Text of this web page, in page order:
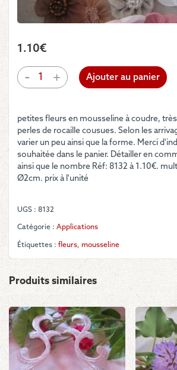
1.10€
-
quantité
de
Fleurs
mousseline
+ Ajouter au panier
petites fleurs en mousseline à coudre,
perles de rocaille cousues. Selon les
varier un peu ainsi que la forme. Merci
souhaitée dans le panier. Détailler en
ainsi que le nombre Réf: 8132 à 1.10€.
Ø2cm. prix à l'unité
UGS : 8132
Catégorie : Applications
Étiquettes : fleurs, mousseline
Produits similaires